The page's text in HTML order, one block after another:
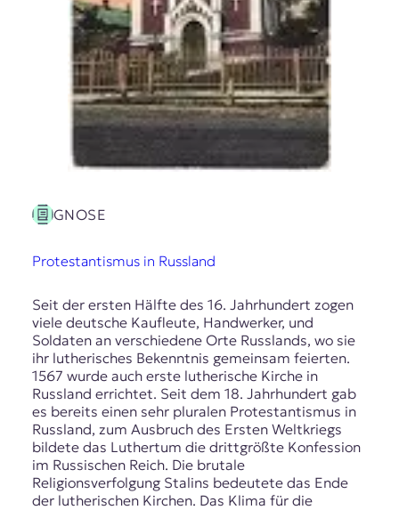
GNOSE
Protestantismus in Russland
Seit der ersten Hälfte des 16. Jahrhundert zogen
viele deutsche Kaufleute, Handwerker, und
Soldaten an verschiedene Orte Russlands, wo sie
ihr lutherisches Bekenntnis gemeinsam feierten.
1567 wurde auch erste lutherische Kirche in
Russland errichtet. Seit dem 18. Jahrhundert gab
es bereits einen sehr pluralen Protestantismus in
Russland, zum Ausbruch des Ersten Weltkriegs
bildete das Luthertum die drittgrößte Konfession
im Russischen Reich. Die brutale
Religionsverfolgung Stalins bedeutete das Ende
der lutherischen Kirchen. Das Klima für die